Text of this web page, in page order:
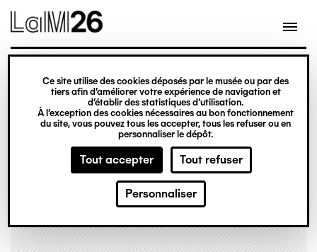
Gestion des cookies
Ce site utilise des cookies déposés par le musée ou par des
tiers afin d’améliorer votre expérience de navigation et
d’établir des statistiques d’utilisation.
À l’exception des cookies nécessaires au bon fonctionnement
du site, vous pouvez tous les accepter, tous les refuser ou en
personnaliser le dépôt.
Tout accepter Tout refuser
Personnaliser
contenu